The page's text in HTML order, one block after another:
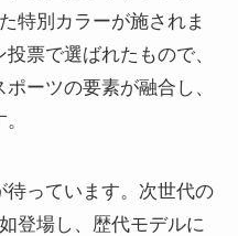
特別カラーが施されま
票で選ばれたもので、
ーツの要素が融合し、
っています。次世代の
登場し、歴代モデルに